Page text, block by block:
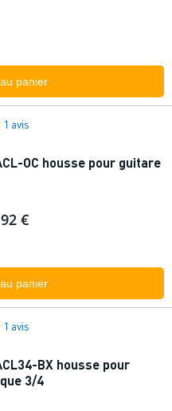
panier
1 avis
OC housse pour guitare
92 €
panier
1 avis
BX housse pour
3/4